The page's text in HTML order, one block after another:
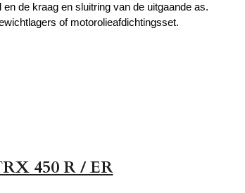
de kraag en sluitring van de uitgaande as.
of motorolieafdichtingsset.
450 R / ER